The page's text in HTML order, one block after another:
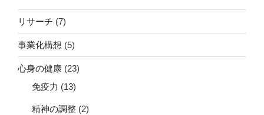
リサーチ (7)
事業化構想 (5)
心身の健康 (23)
免疫力 (13)
精神の調整 (2)